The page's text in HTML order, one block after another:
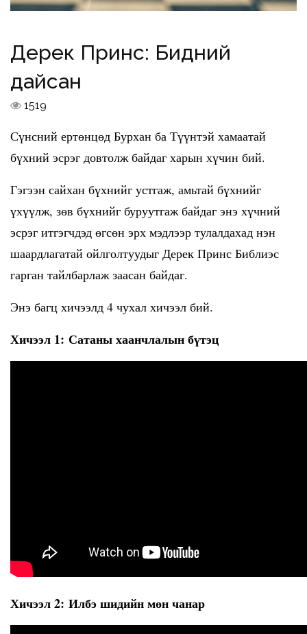
Дерек Принс: Бидний
дайсан
1519
Сүнсний ертөнцөд Бурхан ба Түүнтэй хамаатай
бүхний эсрэг довтолж байдаг харын хүчин бий.
Гэгээн сайхан бүхнийг устгаж, амьтай бүхнийг
үхүүлж, зөв бүхнийг буруутгаж байдаг энэ хүчний
эсрэг итгэгчдэд өгсөн эрх мэдлээр тулалдахад нэн
шаардлагатай ойлголтуудыг Дерек Принс Библиэс
гарган тайлбарлаж заасан байдаг.
Энэ багц хичээлд 4 чухал хичээл бий.
Хичээл 1: Сатаны хаанчлалын бүтэц
Хичээл 2: Илбэ шидийн мөн чанар